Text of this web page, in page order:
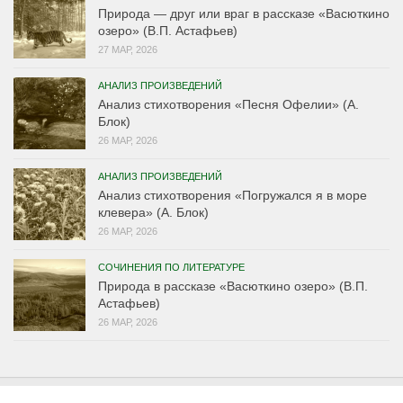
Природа — друг или враг в рассказе «Васюткино
озеро» (В.П. Астафьев)
27 МАР, 2026
АНАЛИЗ ПРОИЗВЕДЕНИЙ
Анализ стихотворения «Песня Офелии» (А.
Блок)
26 МАР, 2026
АНАЛИЗ ПРОИЗВЕДЕНИЙ
Анализ стихотворения «Погружался я в море
клевера» (А. Блок)
26 МАР, 2026
СОЧИНЕНИЯ ПО ЛИТЕРАТУРЕ
Природа в рассказе «Васюткино озеро» (В.П.
Астафьев)
26 МАР, 2026